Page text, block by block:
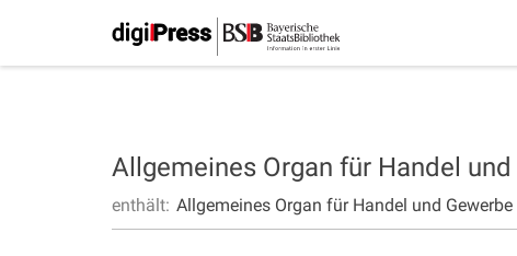
Allgemeines Organ für Handel
enthält: Allgemeines Organ für Handel und